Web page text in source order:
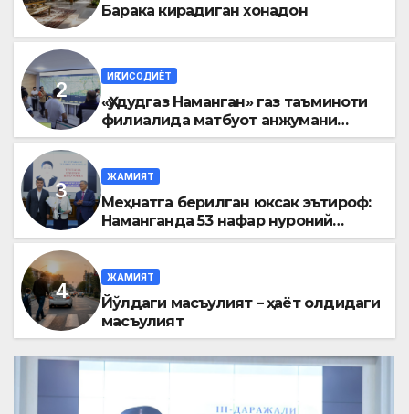
Барака кирадиган хонадон
ИҚТИСОДИЁТ
«Ҳудудгаз Наманган» газ таъминоти
филиалида матбуот анжумани
ўтказилди
ЖАМИЯТ
Меҳнатга берилган юксак эътироф:
Наманганда 53 нафар нуроний
«Меҳнат фахрийси» кўкрак нишони
ЖАМИЯТ
Йўлдаги масъулият – ҳаёт олдидаги
масъулият